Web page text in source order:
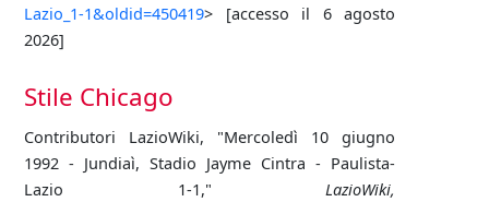
Lazio_1-1&oldid=450419> [accesso il 6 agosto
2026]
Stile Chicago
Contributori LazioWiki, "Mercoledì 10 giugno
1992 - Jundiaì, Stadio Jayme Cintra - Paulista-
Lazio 1-1,"LazioWiki,